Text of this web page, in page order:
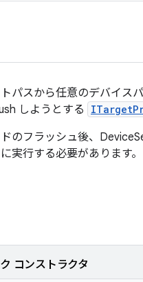
パスから任意のデバイス
しようとする
のフラッシュ後、
実行する必要があります。
コンストラクタ